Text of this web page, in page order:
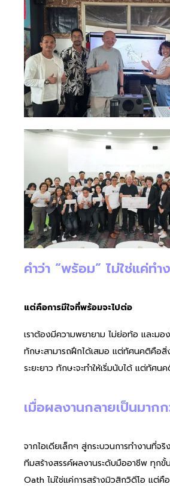
คำว่า “พร้อม” ไม่ใช่แค่ทำ
แต่คือการมีใจที่พร้อมจะไปต่อ
เราต้องมีความพยายาม ไม่ย่อท้อ และมอ
ทักษะสามารถฝึกได้เสมอ แต่ทัศนคติคือสิ่
ระยะยาว ทักษะจะทำให้เริ่มนับได้ แต่ทัศน
เมื่อผลงานกลายเป็นมาก
จากไอเดียเล็กๆ สู่กระบวนการทำงานที่จ
ทีมสร้างสรรค์ผลงานระดับมืออาชีพ ทุก
Oath ไม่ใช่แค่การสร้างมิวสิกวิดีโอ แต่คื